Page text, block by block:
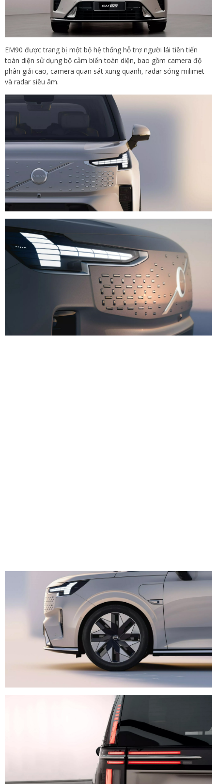
EM90 được trang bị một bộ hệ thống hỗ trợ người lái tiên tiến
toàn diện sử dụng bộ cảm biến toàn diện, bao gồm camera độ
phân giải cao, camera quan sát xung quanh, radar sóng milimet
và radar siêu âm.